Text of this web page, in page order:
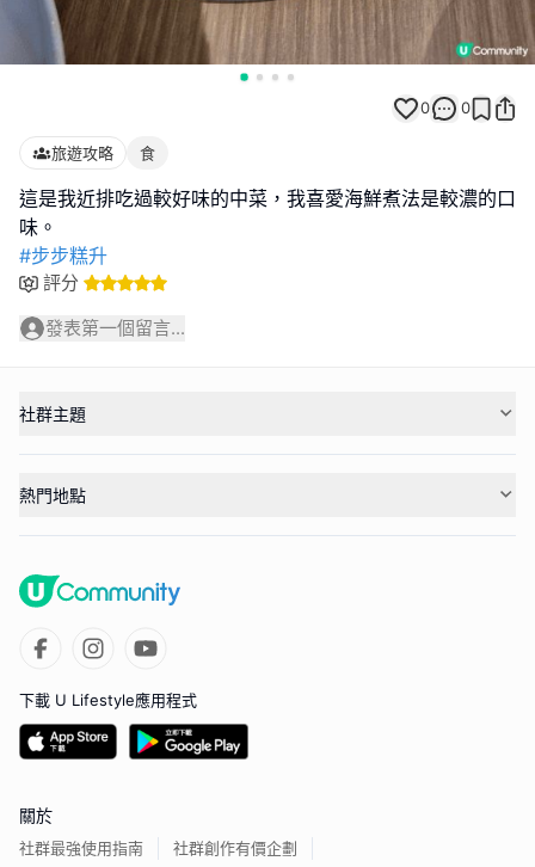
0 0
旅遊攻略 食
這是我近排吃過較好味的中菜，我喜愛海鮮煮法是較濃的口
#步步糕升
評分
發表第一個留言...
社群主題
熱門地點
下載 U Lifestyle應用程式
關於
社群最強使用指南 社群創作有價企劃